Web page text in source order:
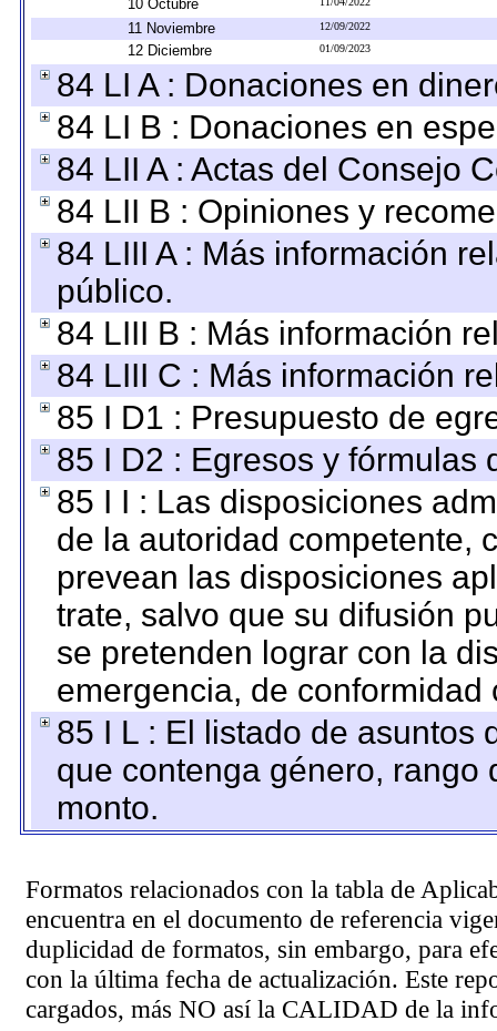
10 Octubre
11 Noviembre 12/09/2022
12 Diciembre 01/09/2023
84 LI A : Donaciones en
84 LI B : Donaciones en
84 LII A : Actas del Consejo
84 LII B : Opiniones y
84 LIII A : Más información
público.
84 LIII B : Más información
84 LIII C : Más información
85 I D1 : Presupuesto de
85 I D2 : Egresos y fórmulas
85 I I : Las disposiciones
de la autoridad competente,
prevean las disposiciones
trate, salvo que su difusión
se pretenden lograr con la
emergencia, de
85 I L : El listado de asuntos
que contenga género, rango
monto.
Formatos relacionados con la tabla de
encuentra en el documento de referencia
duplicidad de formatos, sin embargo, para
con la última fecha de actualización. Este
cargados, más NO así la CALIDAD de la